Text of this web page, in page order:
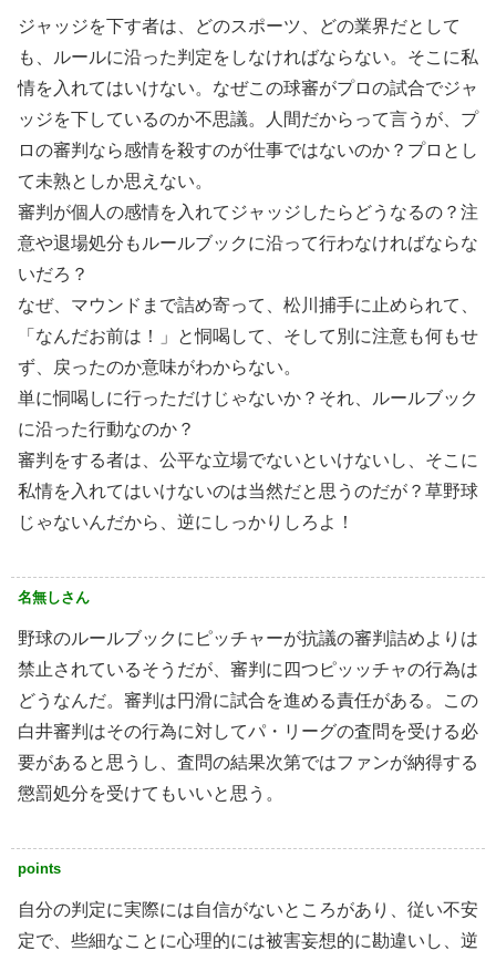
ジャッジを下す者は、どのスポーツ、どの業界だとして
も、ルールに沿った判定をしなければならない。そこに私
情を入れてはいけない。なぜこの球審がプロの試合でジャ
ッジを下しているのか不思議。人間だからって言うが、プ
ロの審判なら感情を殺すのが仕事ではないのか？プロとし
て未熟としか思えない。
審判が個人の感情を入れてジャッジしたらどうなるの？注
意や退場処分もルールブックに沿って行わなければならな
いだろ？
なぜ、マウンドまで詰め寄って、松川捕手に止められて、
「なんだお前は！」と恫喝して、そして別に注意も何もせ
ず、戻ったのか意味がわからない。
単に恫喝しに行っただけじゃないか？それ、ルールブック
に沿った行動なのか？
審判をする者は、公平な立場でないといけないし、そこに
私情を入れてはいけないのは当然だと思うのだが？草野球
じゃないんだから、逆にしっかりしろよ！
名無しさん
野球のルールブックにピッチャーが抗議の審判詰めよりは
禁止されているそうだが、審判に四つピッッチャの行為は
どうなんだ。審判は円滑に試合を進める責任がある。この
白井審判はその行為に対してパ・リーグの査問を受ける必
要があると思うし、査問の結果次第ではファンが納得する
懲罰処分を受けてもいいと思う。
points
自分の判定に実際には自信がないところがあり、従い不安
定で、些細なことに心理的には被害妄想的に勘違いし、逆